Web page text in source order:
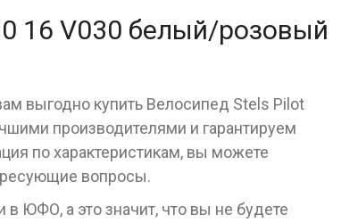
16 V030 белый/розовый
выгодно купить Велосипед Stels Pilot
производителями и гарантируем
по характеристикам, вы можете
вопросы.
ЮФО, а это значит, что вы не будете